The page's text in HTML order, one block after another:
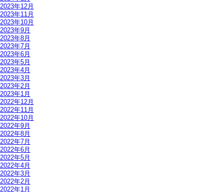
2023年12月
2023年11月
2023年10月
2023年9月
2023年8月
2023年7月
2023年6月
2023年5月
2023年4月
2023年3月
2023年2月
2023年1月
2022年12月
2022年11月
2022年10月
2022年9月
2022年8月
2022年7月
2022年6月
2022年5月
2022年4月
2022年3月
2022年2月
2022年1月